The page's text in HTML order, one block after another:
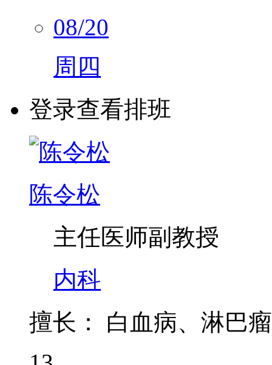
08/20
周四
登录查看排班
陈令松
主任医师副教授
内科
擅长：
白血病、淋巴
13